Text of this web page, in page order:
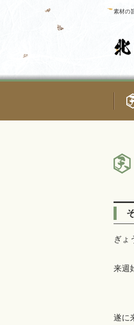
素材の
ぎょ
来週
遂に